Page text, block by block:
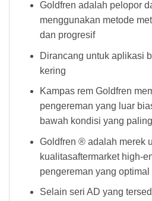
Goldfren adalah pelopor
menggunakan metode
dan progresif
Dirancang untuk aplikasi
kering
Kampas rem Goldfren
pengereman yang luar
bawah kondisi yang
Goldfren ® adalah merek
kualitasaftermarket high-
pengereman yang optimal
Selain seri AD yang